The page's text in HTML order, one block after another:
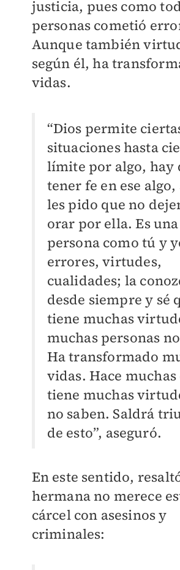
justicia, pues como
personas cometió
Aunque también
según él, ha
vidas.
“Dios permite
situaciones hasta
límite por algo, hay
tener fe en ese algo,
les pido que no
orar por ella. Es una
persona como tú y
errores, virtudes,
cualidades; la
desde siempre y sé
tiene muchas
muchas personas
Ha transformado
vidas. Hace muchas
tiene muchas
no saben. Saldrá
de esto”, aseguró.
En este sentido,
hermana no merece
cárcel con asesinos y
criminales: